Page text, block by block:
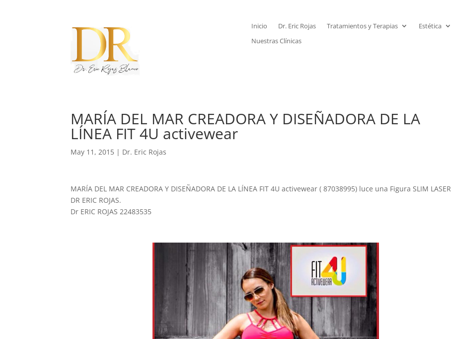
Inicio Dr. Eric Rojas Tratamientos y Terapias Estética
Nuestras Clínicas
MARÍA DEL MAR CREADORA Y DISEÑADORA DE LA
LÍNEA FIT 4U activewear
May 11, 2015| Dr. Eric Rojas
MARÍA DEL MAR CREADORA Y DISEÑADORA DE LA LÍNEA FIT 4U activewear ( 87038995) luce una Figura SLIM LASER
DR ERIC ROJAS.
Dr ERIC ROJAS 22483535